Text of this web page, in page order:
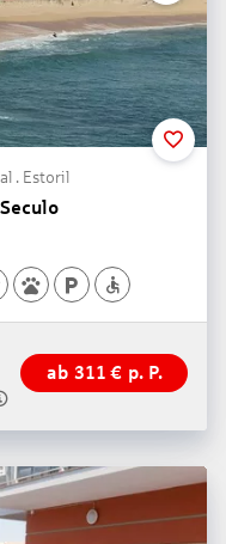
. Estoril
ab 311 € p. P.